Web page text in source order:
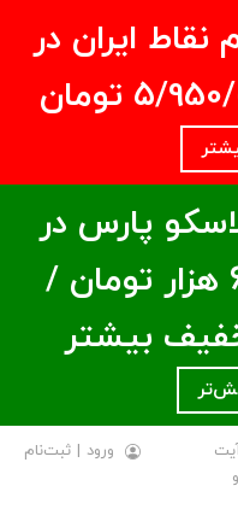
نقاط ایران در
پارس در
خریدهای بالای ۶00 هزار تومان /
بیشتر
ورود | ثبت‌نام